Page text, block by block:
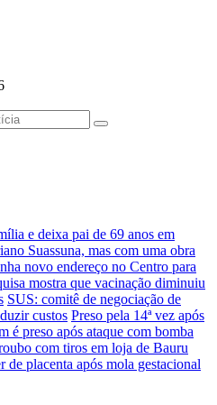
e deixa pai de 69 anos em
Suassuna, mas com uma obra
novo endereço no Centro para
mostra que vacinação diminuiu
SUS: comitê de negociação de
custos Preso pela 14ª vez após
é preso após ataque com bomba
com tiros em loja de Bauru
de placenta após mola gestacional